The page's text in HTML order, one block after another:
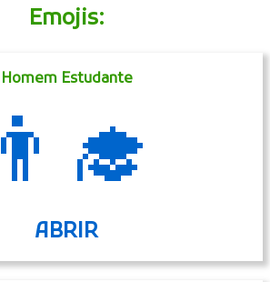
Emojis:
Homem Estudante
👨‍🎓
ABRIR